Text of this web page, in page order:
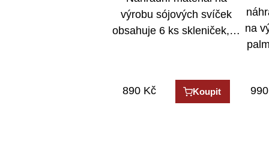
výrobu sójových svíček
obsahuje 6 ks skleniček,…
890 Kč Koupit
na
990
Uklidňující a relaxační
levadulový olejíček
599 Kč Koupit 599
vyroben v jižní Indii a…
599 Kč Koupit
Pro
599